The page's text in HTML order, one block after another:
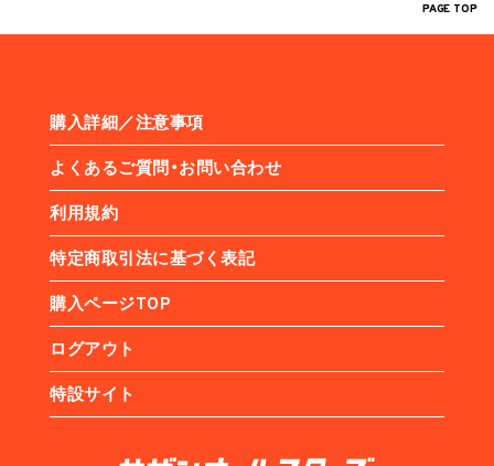
購入詳細／注意事項
よくあるご質問・お問い合わせ
利用規約
特定商取引法に基づく表記
購入ページTOP
ログアウト
特設サイト
PAGE TOP